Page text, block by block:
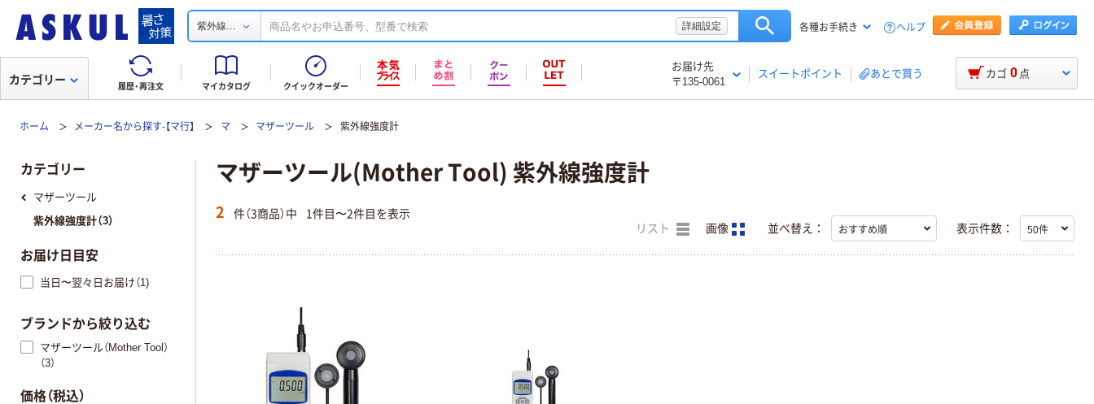
紫外線... 詳細設定 各種お手続き ヘルプ
履歴・再注文 マイカタログ クイックオーダー
お届け先
〒135-0061
スイートポイント あとで買う
カテゴリー カゴ 0 点
ホーム メーカー名から探す-【マ行】 マ マザーツール 紫外線強度計
マザーツール(Mother Tool) 紫外線強度計
2 件（3商品）中 1件目〜2件目を表示
リスト 画像 並べ替え： 表示件数：
カテゴリー
マザーツール
紫外線強度計（3）
お届け日目安
当日〜翌々日お届け（1)
ブランドから絞り込む
マザーツール（Mother Tool）
（3）
価格（税込）